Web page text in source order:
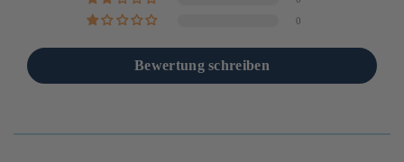
0
Bewertung schreiben